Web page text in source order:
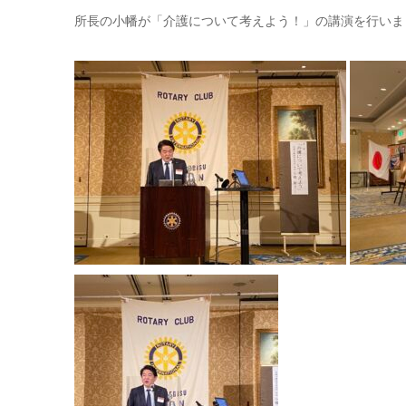
所長の小幡が「介護について考えよう！」の講演を行い